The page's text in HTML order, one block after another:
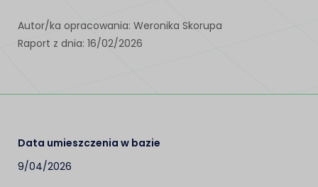
Autor/ka opracowania: Weronika Skorupa
Raport z dnia: 16/02/2026
Data umieszczenia w bazie
9/04/2026